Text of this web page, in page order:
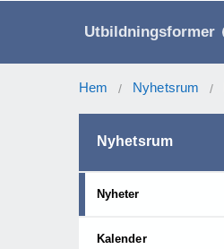
Utbildningsformer
Hem / Nyhetsrum /
Nyhetsrum
Nyheter
Kalender